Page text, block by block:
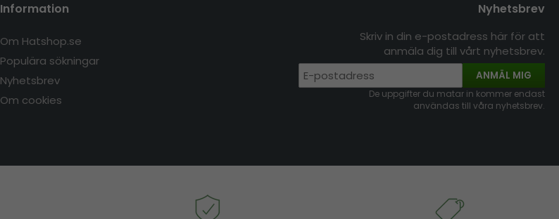
Information
Om Hatshop.se
Populära sökningar
Nyhetsbrev
Om cookies
Nyhetsbrev
Skriv in din e-postadress här för att
anmäla dig till vårt nyhetsbrev.
ANMÄL MIG
De uppgifter du matar in kommer endast
användas till våra nyhetsbrev.